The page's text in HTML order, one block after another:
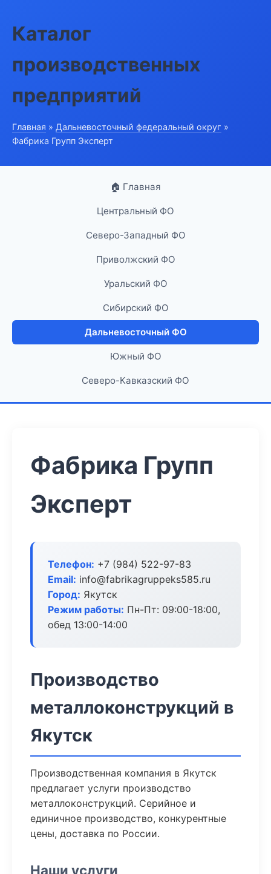
Каталог
производственных
предприятий
Главная » Дальневосточный федеральный округ »
Фабрика Групп Эксперт
🏠 Главная
Центральный ФО
Северо-Западный ФО
Приволжский ФО
Уральский ФО
Сибирский ФО
Дальневосточный ФО
Южный ФО
Северо-Кавказский ФО
Фабрика Групп
Эксперт
Телефон: +7 (984) 522-97-83
Email: info@fabrikagruppeks585.ru
Город: Якутск
Режим работы: Пн-Пт: 09:00-18:00,
обед 13:00-14:00
Производство
металлоконструкций в
Якутск
Производственная компания в Якутск
предлагает услуги производство
металлоконструкций. Серийное и
единичное производство, конкурентные
цены, доставка по России.
Наши услуги